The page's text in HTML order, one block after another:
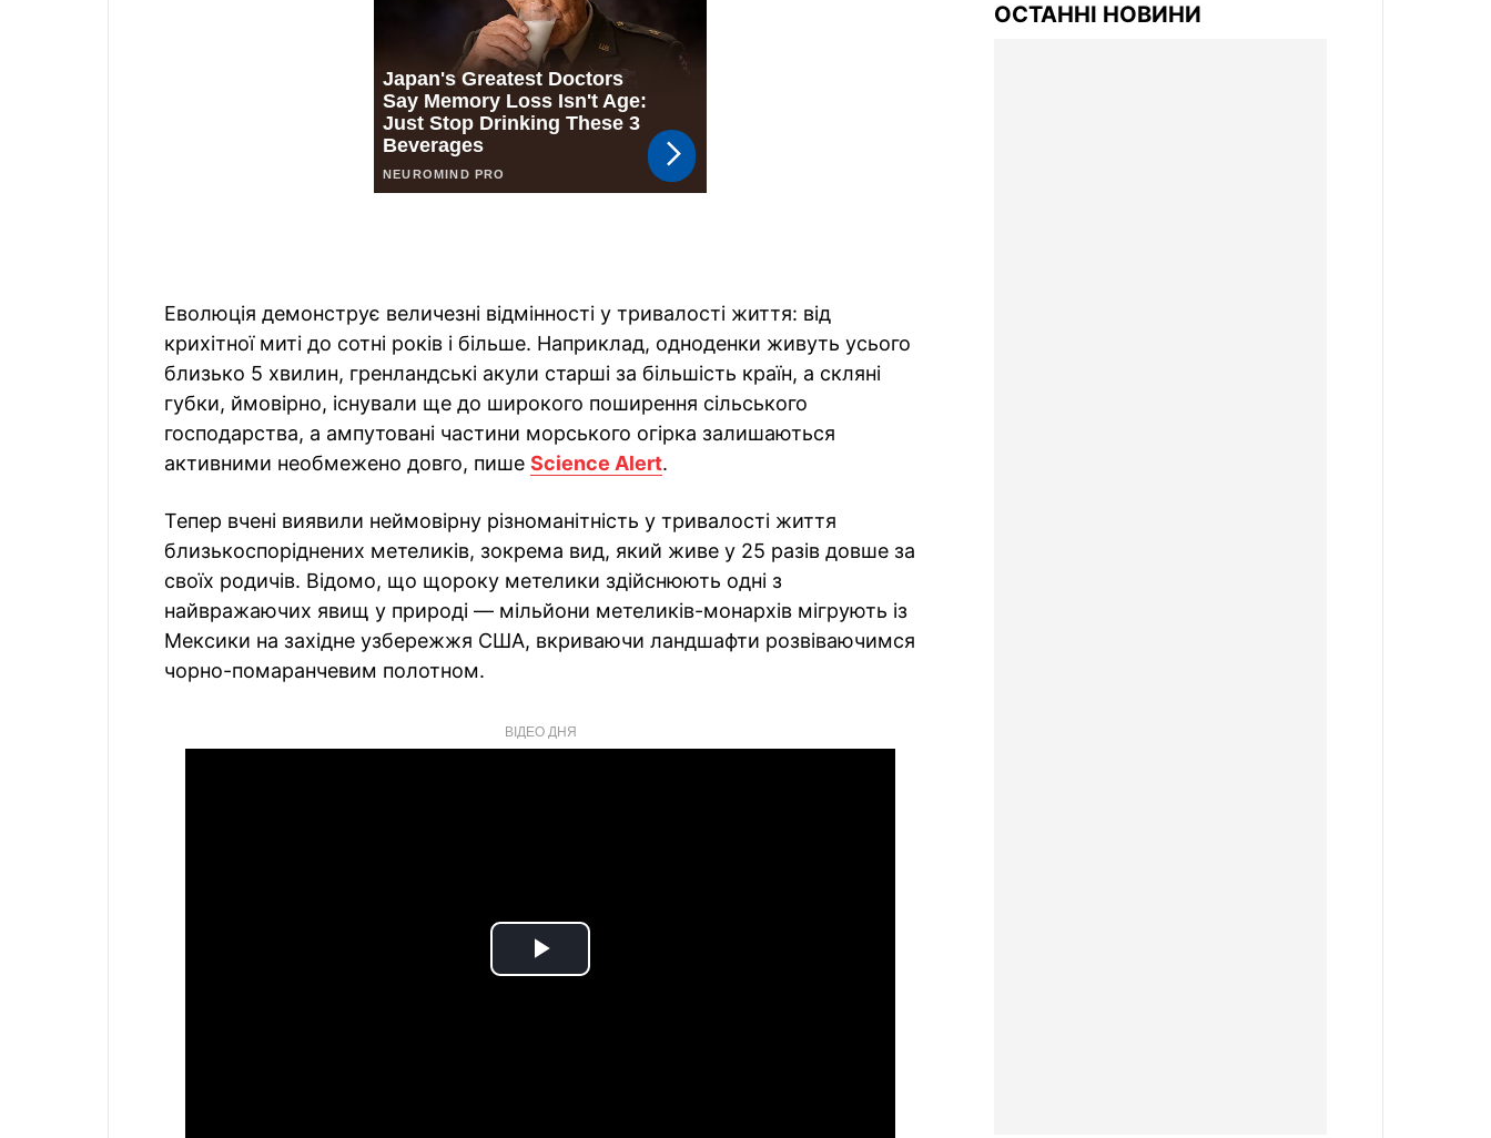
Еволюція демонструє величезні відмінності у тривалості життя: від
крихітної миті до сотні років і більше. Наприклад, одноденки живуть усього
близько 5 хвилин, гренландські акули старші за більшість країн, а скляні
губки, ймовірно, існували ще до широкого поширення сільського
господарства, а ампутовані частини морського огірка залишаються
активними необмежено довго, пише Science Alert.
Тепер вчені виявили неймовірну різноманітність у тривалості життя
близькоспоріднених метеликів, зокрема вид, який живе у 25 разів довше за
своїх родичів. Відомо, що щороку метелики здійснюють одні з
найвражаючих явищ у природі — мільйони метеликів-монархів мігрують із
Мексики на західне узбережжя США, вкриваючи ландшафти розвіваючимся
чорно-помаранчевим полотном.
ВІДЕО ДНЯ
Play
ОСТАННІ НОВИНИ